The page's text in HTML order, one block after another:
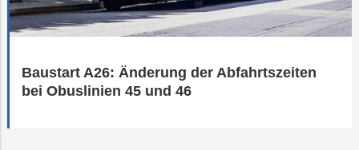
Baustart A26: Änderung der Abfahrtszeiten
bei Obuslinien 45 und 46